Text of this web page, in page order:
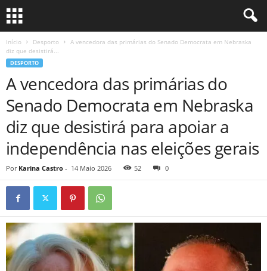
Início Desporto
A vencedora das primárias do Senado Democrata em Nebraska
diz que desistirá...
DESPORTO
A vencedora das primárias do
Senado Democrata em Nebraska
diz que desistirá para apoiar a
independência nas eleições gerais
Por Karina Castro - 14 Maio 2026 52 0